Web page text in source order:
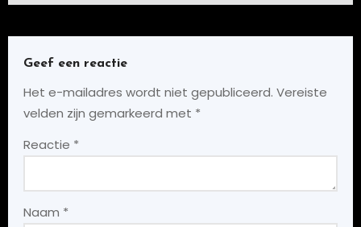
Geef een reactie
Het e-mailadres wordt niet gepubliceerd. Vereiste
velden zijn gemarkeerd met *
Reactie *
Naam *